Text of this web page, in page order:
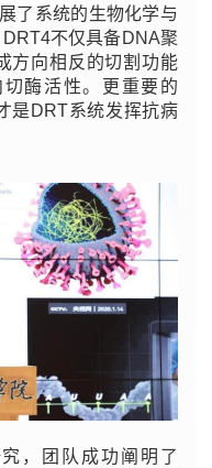
了系统的生物化学与
不仅具备DNA聚
方向相反的切割功能
酶活性。更重要的
是DRT系统发挥抗病
，团队成功阐明了